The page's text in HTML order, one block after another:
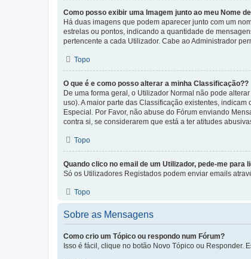
Como posso exibir uma Imagem junto ao meu Nome
Há duas imagens que podem aparecer junto com um
estrelas ou pontos, indicando a quantidade de
pertencente a cada Utilizador. Cabe ao Administrador
Topo
O que é e como posso alterar a minha Classificação??
De uma forma geral, o Utilizador Normal não pode
uso). A maior parte das Classificação existentes,
Especial. Por Favor, não abuse do Fórum enviando
contra si, se considerarem que está a ter atitudes
Topo
Quando clico no email de um Utilizador, pede-me para
Só os Utilizadores Registados podem enviar emails
Topo
Sobre as Mensagens
Como crio um Tópico ou respondo num Fórum?
Isso é fácil, clique no botão Novo Tópico ou Responder.